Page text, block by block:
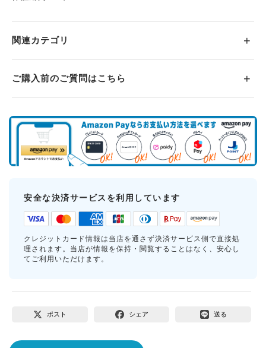
関連カテゴリ
ご購入前のご質問はこちら
安全な決済サービスを利用しています
クレジットカード情報は当店を通さず決済サービス側で直接処
理されます。当店が情報を保持・閲覧することはなく、安心し
てご利用いただけます。
ポスト シェア 送る